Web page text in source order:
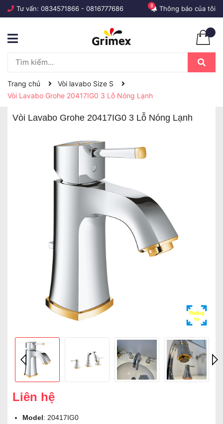
Tư vấn: 0834571866 - 0816777686 Thông báo của tôi
8
Trang chủ
Vòi lavabo Size S
Vòi Lavabo Grohe 20417IG0 3 Lỗ Nóng Lạnh
Vòi Lavabo Grohe 20417IG0 3 Lỗ Nóng Lạnh
Phóng
to
Liên hệ
Model: 20417IG0